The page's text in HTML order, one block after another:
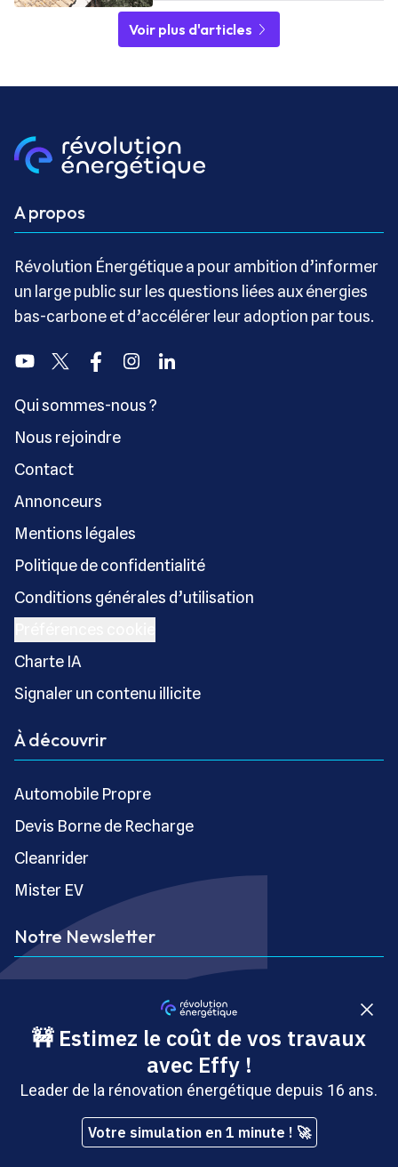
Voir plus d'articles
A propos
Révolution Énergétique a pour ambition d’informer
un large public sur les questions liées aux énergies
bas-carbone et d’accélérer leur adoption par tous.
YoutubeTwitter FacebookInstagramLinkedin
Qui sommes-nous ?
Nous rejoindre
Contact
Annonceurs
Mentions légales
Politique de confidentialité
Conditions générales d’utilisation
Charte IA
Signaler un contenu illicite
À découvrir
Automobile Propre
Devis Borne de Recharge
Cleanrider
Mister EV
Notre Newsletter
S’inscrire gratuitement
Copyright © Révolution Énergétique - Tous droits réservés